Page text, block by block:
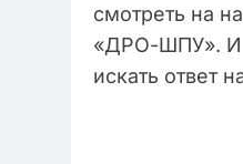
смотреть на
«ДРО-ШПУ». И
искать ответ